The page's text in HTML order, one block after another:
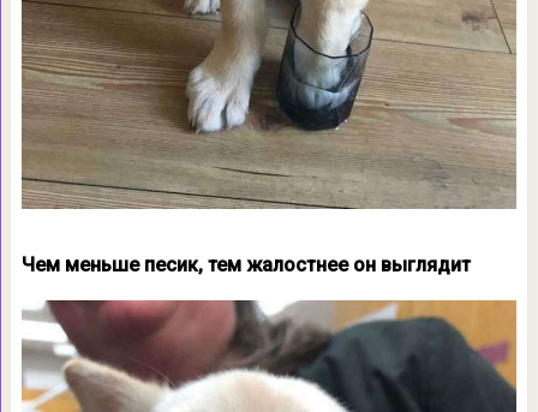
Чем меньше песик, тем жалостнее он выглядит